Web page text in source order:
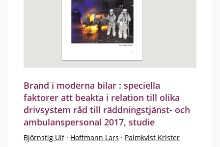
Brand i moderna bilar : speciella
faktorer att beakta i relation till olika
drivsystem råd till räddningstjänst- och
ambulanspersonal 2017, studie
Björnstig Ulf · Hoffmann Lars · Palmkvist Krister